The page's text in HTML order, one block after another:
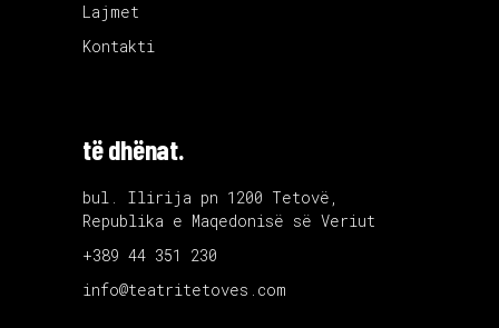
Lajmet
Kontakti
të dhënat.
bul. Ilirija pn 1200 Tetovë,
Republika e Maqedonisë së Veriut
+389 44 351 230
info@teatritetoves.com